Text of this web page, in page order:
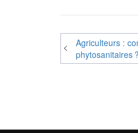
de
Agriculteurs :
phytosanitaires ?